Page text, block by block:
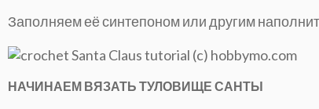
Заполняем её синтепоном или другим
НАЧИНАЕМ ВЯЗАТЬ ТУЛОВИЩЕ САНТЫ